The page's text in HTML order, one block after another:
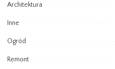
Architektura
Inne
Ogród
Remont